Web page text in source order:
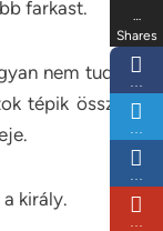
farkast.
nem tudja
tépik össze,
király.
…
Shares
…
…
…
…